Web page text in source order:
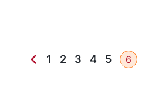
1 2 3 4 5 6